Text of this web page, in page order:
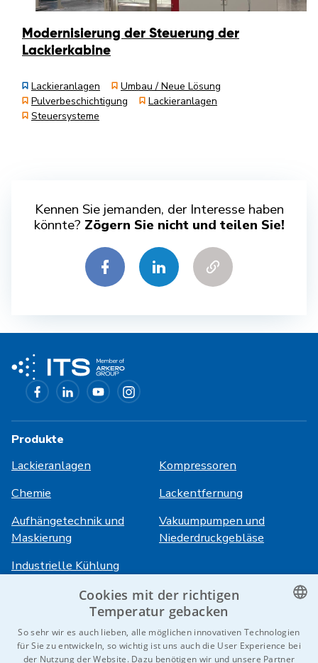
Modernisierung der Steuerung der
Lackierkabine
Lackieranlagen
Umbau / Neue Lösung
Pulverbeschichtigung
Lackieranlagen
Steuersysteme
Kennen Sie jemanden, der Interesse haben
könnte? Zögern Sie nicht und teilen Sie!
Produkte
Lackieranlagen
Kompressoren
Chemie
Lackentfernung
Aufhängetechnik und
Maskierung
Vakuumpumpen und
Niederdruckgebläse
Industrielle Kühlung
Dienstleistungen
Über ITS
Anmeldung
HiVision
CZECH
Cookies mit der richtigen
Temperatur gebacken
So sehr wir es auch lieben, alle möglichen innovativen Technologien
für Sie zu entwickeln, so wichtig ist uns auch die User Experience bei
der Nutzung der Website. Dazu benötigen wir und unsere Partner